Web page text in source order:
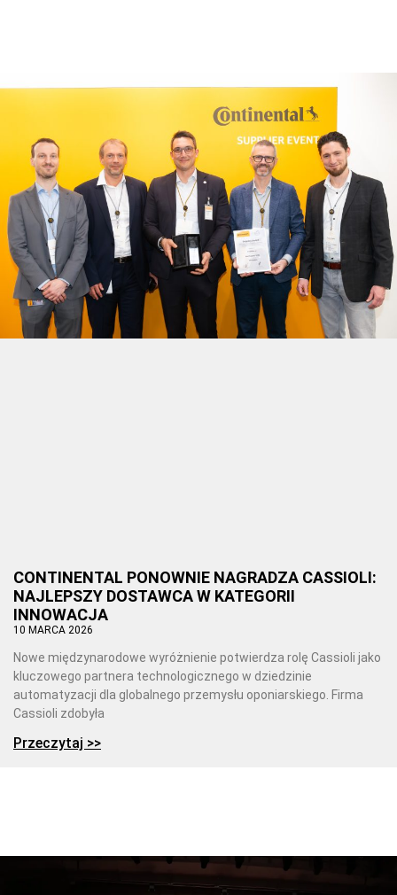
CONTINENTAL PONOWNIE NAGRADZA CASSIOLI:
NAJLEPSZY DOSTAWCA W KATEGORII
INNOWACJA
10 MARCA 2026
Nowe międzynarodowe wyróżnienie potwierdza rolę Cassioli jako
kluczowego partnera technologicznego w dziedzinie
automatyzacji dla globalnego przemysłu oponiarskiego. Firma
Cassioli zdobyła
Przeczytaj >>